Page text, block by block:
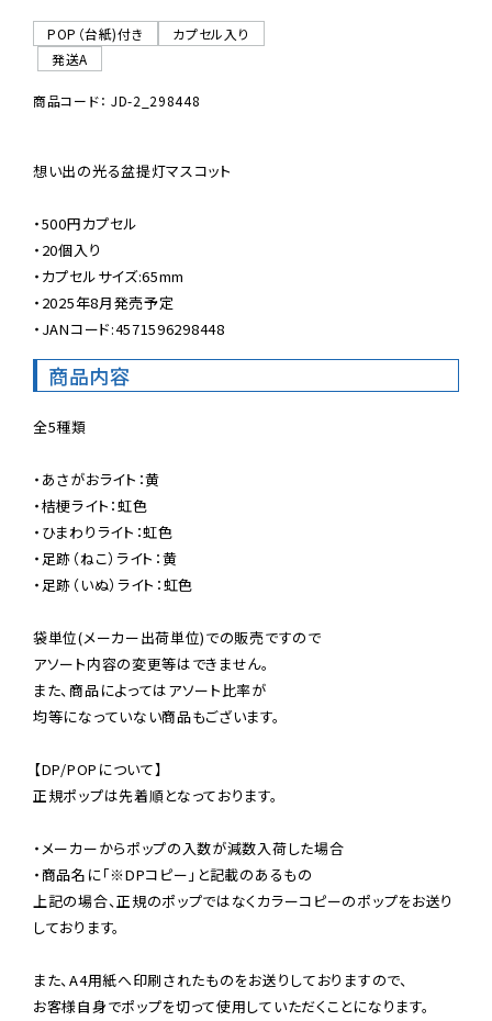
POP（台紙)付き
カプセル入り
発送A
商品コード： JD-2_298448
想い出の光る盆提灯マスコット
・500円カプセル
・20個入り
・カプセルサイズ:65mm
・2025年8月発売予定
・JANコード:4571596298448
商品内容
全5種類
・あさがおライト：黄
・桔梗ライト：虹色
・ひまわりライト：虹色
・足跡（ねこ）ライト：黄
・足跡（いぬ）ライト：虹色
袋単位(メーカー出荷単位)での販売ですので
アソート内容の変更等はできません。
また、商品によってはアソート比率が
均等になっていない商品もございます。
【DP/POPについて】
正規ポップは先着順となっております。
・メーカーからポップの入数が減数入荷した場合
・商品名に「※DPコピー」と記載のあるもの
上記の場合、正規のポップではなくカラーコピーのポップをお送り
しております。
また、A4用紙へ印刷されたものをお送りしておりますので、
お客様自身でポップを切って使用していただくことになります。